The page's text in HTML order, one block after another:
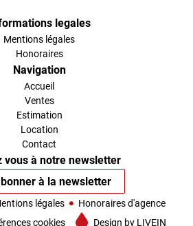
legales
Mentions légales
Honoraires
Navigation
Accueil
Ventes
Estimation
Location
Contact
vous à notre newsletter
à la newsletter
légales
Honoraires d'agence
cookies
Design by LIVEIN